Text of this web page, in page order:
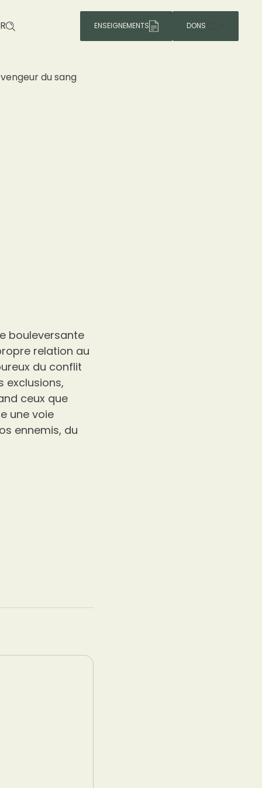
ENSEIGNEMENTS DONS
vengeur du sang
bouleversante
relation au
du conflit
exclusions,
ceux que
une voie
ennemis, du